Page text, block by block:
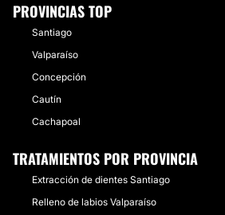
PROVINCIAS TOP
Santiago
Valparaíso
Concepción
Cautín
Cachapoal
TRATAMIENTOS POR PROVINCIA
Extracción de dientes Santiago
Relleno de labios Valparaíso